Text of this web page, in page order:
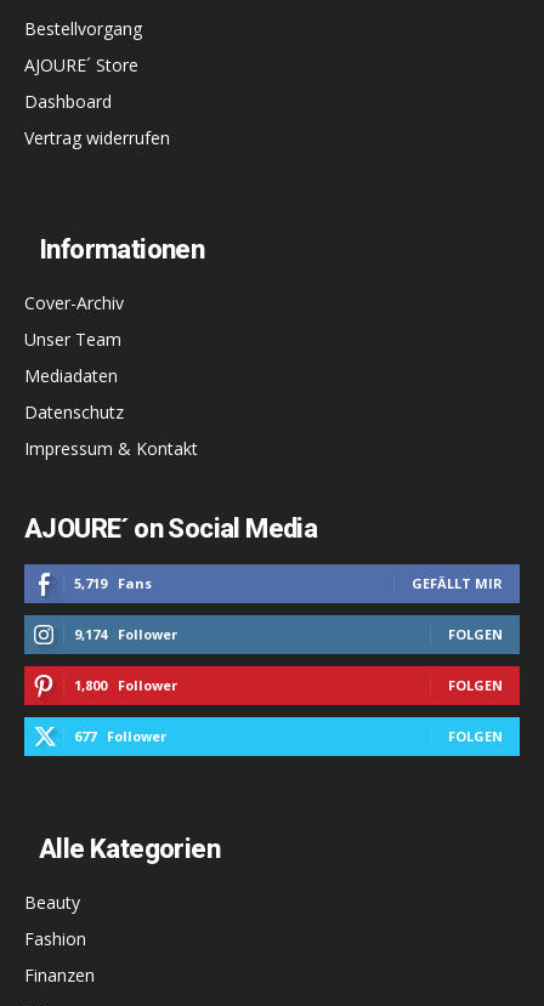
Bestellvorgang
AJOURE´ Store
Dashboard
Vertrag widerrufen
Informationen
Cover-Archiv
Unser Team
Mediadaten
Datenschutz
Impressum & Kontakt
AJOURE´ on Social Media
5,719 Fans GEFÄLLT MIR
9,174 Follower FOLGEN
1,800 Follower FOLGEN
677 Follower FOLGEN
Alle Kategorien
Beauty
Fashion
Finanzen